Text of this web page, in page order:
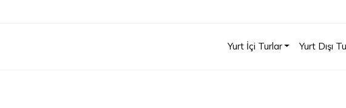
Yurt İçi Turlar Yurt Dışı